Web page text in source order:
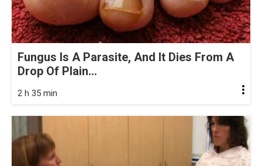
Fungus Is A Parasite, And It Dies From A
Drop Of Plain...
2 h 35 min